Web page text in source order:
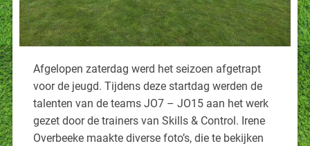
Afgelopen zaterdag werd het seizoen afgetrapt
voor de jeugd. Tijdens deze startdag werden de
talenten van de teams JO7 – JO15 aan het werk
gezet door de trainers van Skills & Control. Irene
Overbeeke maakte diverse foto’s, die te bekijken